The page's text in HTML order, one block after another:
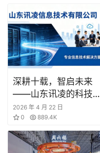
科
技
车
地
产
登录
深耕十载，智启未来
——山东讯凌的科技深
耕之路
2026 年 4 月 22 日
0
889.4K